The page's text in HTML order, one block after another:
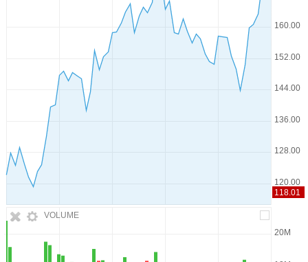
VOLUME